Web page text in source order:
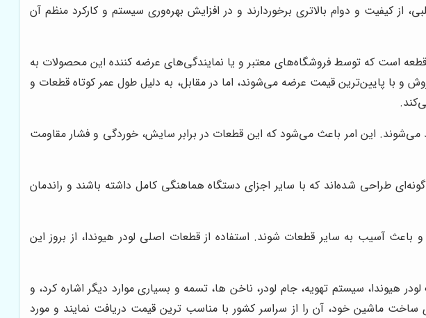
کیفیت و دوام بالاتری برخوردارند و در افزایش بهره‌وری سیستم و کارکرد منظم آن
است که توسط فروشگاه‌های معتبر و یا نمایندگی‌های عرضه کننده این محصولات به
با پایین‌ترین قیمت عرضه می‌شوند، اما در مقابل، به دلیل طول عمر کوتاه قطعات و
می‌شوند. این امر باعث می‌شود که این قطعات در برابر سایش، خوردگی و فشار مقاومت
طراحی شده‌اند که با سایر اجزای دستگاه هماهنگی کامل داشته باشند و راندمان
باعث آسیب به سایر قطعات شوند. استفاده از قطعات اصلی لودر هیوندا، از بروز این
هیوندا، سیستم تهویه، جام لودر، ناخن ها، تسمه و بسیاری موارد دیگر اشاره کرد، و
ماشین خود، آن را از سراسر کشور با مناسب ترین قیمت دریافت نمایند و مورد